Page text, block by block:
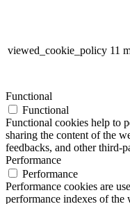
viewed_cookie_policy 11
Functional
Functional
Functional cookies help to
sharing the content of the
feedbacks, and other third-
Performance
Performance
Performance cookies are
performance indexes of